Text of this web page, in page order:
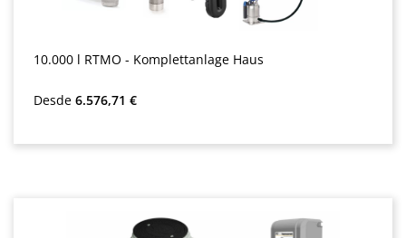
10.000 l RTMO - Komplettanlage Haus
Precio normal:
Desde 6.576,71 €